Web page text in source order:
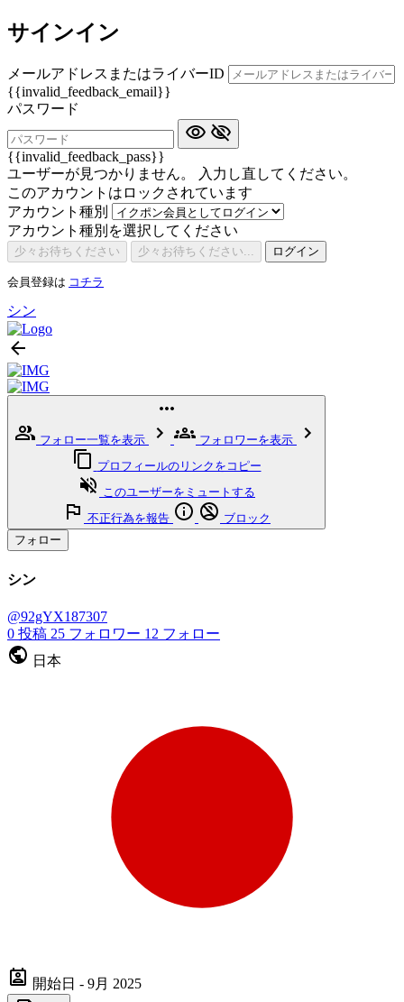
サインイン
メールアドレスまたはライバーID
{{invalid_feedback_email}}
パスワード
{{invalid_feedback_pass}}
ユーザーが見つかりません。 入力し直してください。
このアカウントはロックされています
アカウント種別
アカウント種別を選択してください
少々お待ちください 少々お待ちください... ログイン
会員登録は コチラ
シン
フォロー一覧を表示
フォロワーを表示
プロフィールのリンクをコピー
このユーザーをミュートする
不正行為を報告
ブロック
フォロー
シン
@92gYX187307
0 投稿 25 フォロワー 12 フォロー
日本
開始日 - 9月 2025